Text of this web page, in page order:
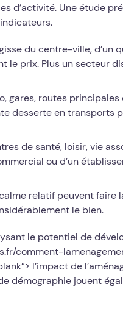
d’activité. Une étude
du centre-ville, d’un
le prix. Plus un secteur
gares, routes principales
desserte en transports
de santé, loisir, vie
ou d’un
relatif peuvent faire
le bien.
le potentiel de
comment-
l’impact de
démographie jouent